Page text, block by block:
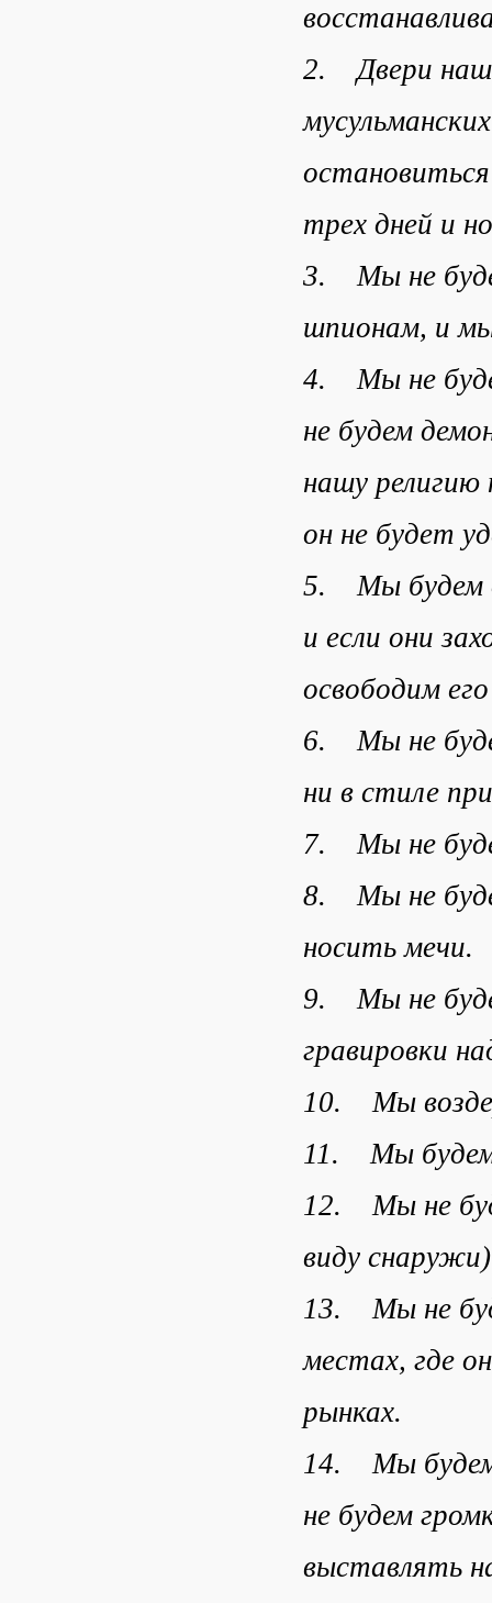
2. Двери
трех дней и
3. Мы не
шпионам, и мы
4. Мы не
не будем
нашу религию
он не будет
5. Мы будем
и если они
освободим
6. Мы не
ни в стиле
7. Мы не
8. Мы не
носить мечи.
9. Мы не
гравировки
10. Мы
11. Мы будем
12. Мы не
виду
13. Мы не
местах, где
рынках.
14. Мы будем
не будем
выставлять